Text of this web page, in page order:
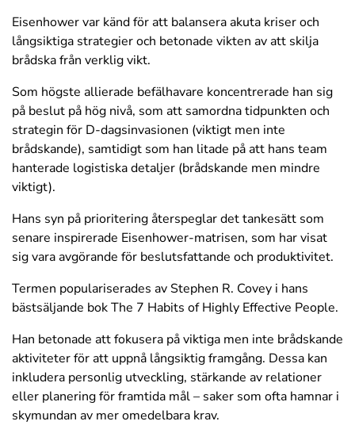
Eisenhower var känd för att balansera akuta kriser och
långsiktiga strategier och betonade vikten av att skilja
brådska från verklig vikt.
Som högste allierade befälhavare koncentrerade han sig
på beslut på hög nivå, som att samordna tidpunkten och
strategin för D-dagsinvasionen (viktigt men inte
brådskande), samtidigt som han litade på att hans team
hanterade logistiska detaljer (brådskande men mindre
viktigt).
Hans syn på prioritering återspeglar det tankesätt som
senare inspirerade Eisenhower-matrisen, som har visat
sig vara avgörande för beslutsfattande och produktivitet.
Termen populariserades av Stephen R. Covey i hans
bästsäljande bokThe 7 Habits of Highly Effective People.
Han betonade att fokusera på viktiga men inte brådskande
aktiviteter för att uppnå långsiktig framgång. Dessa kan
inkludera personlig utveckling, stärkande av relationer
eller planering för framtida mål – saker som ofta hamnar i
skymundan av mer omedelbara krav.